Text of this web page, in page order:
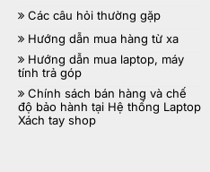
Các câu hỏi thường gặp
Hướng dẫn mua hàng từ xa
Hướng dẫn mua laptop, máy
tính trả góp
Chính sách bán hàng và chế
độ bảo hành tại Hệ thống Laptop
Xách tay shop